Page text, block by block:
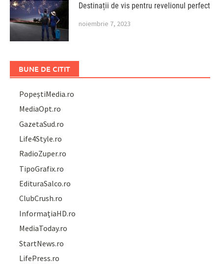
Destinații de vis pentru revelionul perfect
noiembrie 7, 2023
BUNE DE CITIT
PopeștiMedia.ro
MediaOpt.ro
GazetaSud.ro
Life4Style.ro
RadioZuper.ro
TipoGrafix.ro
EdituraSalco.ro
ClubCrush.ro
InformațiaHD.ro
MediaToday.ro
StartNews.ro
LifePress.ro